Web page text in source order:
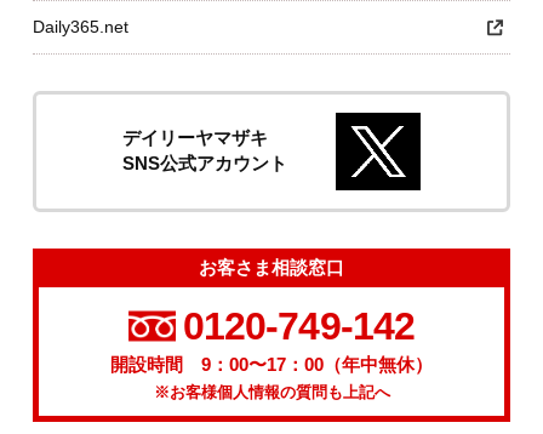
Daily365.net
デイリーヤマザキ
SNS公式アカウント
お客さま相談窓口
0120-749-142
開設時間 9：00〜17：00（年中無休）
※お客様個人情報の質問も上記へ